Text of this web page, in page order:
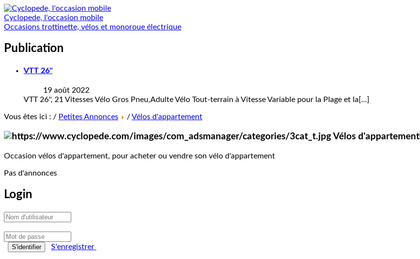
Cyclopede, l'occasion mobile
Occasions trottinette, vélos et monoroue électrique
Publication
VTT 26"
19 août 2022
VTT 26'', 21 Vitesses Vélo Gros Pneu,Adulte Vélo Tout-terrain à Vitesse Variable pour la Plage et la[...]
Vous êtes ici : / Petites Annonces /Vélos d'appartement
Vélos d'appartement
Occasion vélos d'appartement, pour acheter ou vendre son vélo d'appartement
Pas d'annonces
Login
S'identifier S'enregistrer